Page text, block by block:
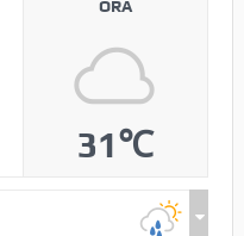
ORA
31℃